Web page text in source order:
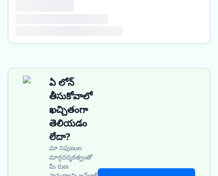
ఏ లోన్
తీసుకోవాలో
ఖచ్చితంగా
తెలియడం
లేదా?
మా నిపుణుల
మార్గదర్శకత్వంతో
మీ రుణ